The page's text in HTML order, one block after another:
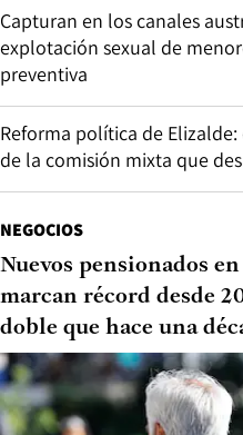
Capturan en los canales
explotación sexual de
preventiva
Reforma política de
de la comisión mixta que
NEGOCIOS
Nuevos pensionados
marcan récord desde
doble que hace una